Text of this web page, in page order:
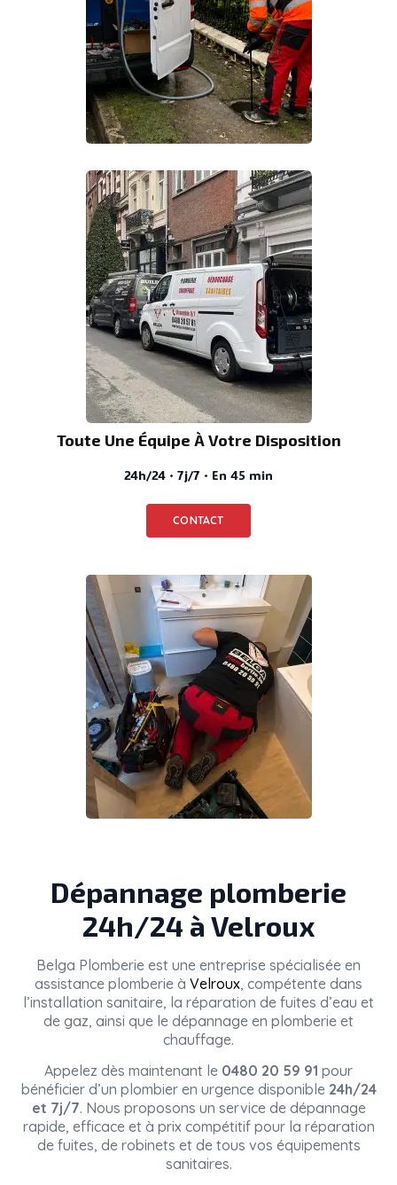
Toute Une Équipe À Votre Disposition
24h/24 · 7j/7 · En 45 min
CONTACT
Dépannage plomberie
24h/24 à Velroux
Belga Plomberie est une entreprise spécialisée en
assistance plomberie à Velroux, compétente dans
l’installation sanitaire, la réparation de fuites d’eau et
de gaz, ainsi que le dépannage en plomberie et
chauffage.
Appelez dès maintenant le 0480 20 59 91 pour
bénéficier d’un plombier en urgence disponible 24h/24
et 7j/7. Nous proposons un service de dépannage
rapide, efficace et à prix compétitif pour la réparation
de fuites, de robinets et de tous vos équipements
sanitaires.